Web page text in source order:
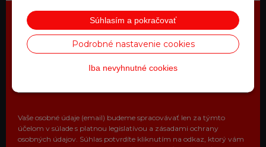
Súhlasím a pokračovať
Podrobné nastavenie cookies
Iba nevyhnutné cookies
Najdôležitejšie novinky priamo na
váš email
Získajte zaujímavé informácie vždy medzi prvými
Vaše osobné údaje (email) budeme spracovávať len za týmto
účelom v súlade s platnou legislatívou a zásadami ochrany
osobných údajov. Súhlas potvrdíte kliknutím na odkaz, ktorý vám